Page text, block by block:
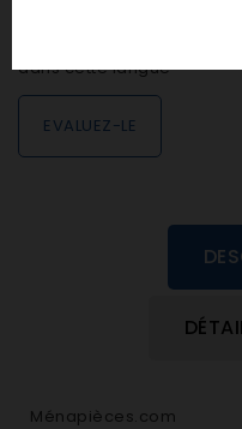
dans cette langue
EVALUEZ-LE
Ménapièces.com